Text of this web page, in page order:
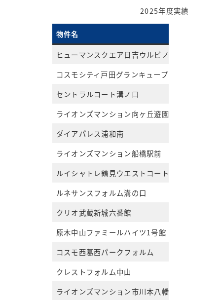
2025年度実績
物件名
ヒューマンスクエア日吉ウルビノ
コスモシティ戸田グランキューブ
セントラルコート溝ノ口
ライオンズマンション向ヶ丘遊園第3
ダイアパレス浦和南
ライオンズマンション船橋駅前
ルイシャトレ鶴見ウエストコート
ルネサンスフォルム溝の口
クリオ武蔵新城六番館
原木中山ファミールハイツ1号館
コスモ西葛西パークフォルム
クレストフォルム中山
ライオンズマンション市川本八幡